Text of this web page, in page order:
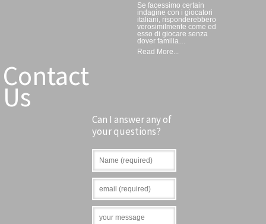
Se facessimo certain
indagine con i giocatori
italiani, risponderebbero
verosimilmente come ed
esso di giocare senza
dover familia…
Read More...
Contact
Us
Can I answer any of
your questions?